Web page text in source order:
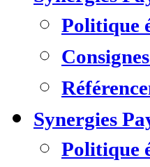
Politique
Synergies
Politique